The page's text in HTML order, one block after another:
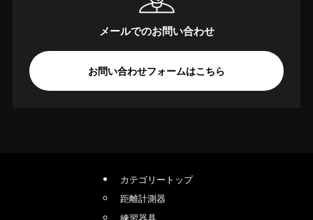
メールでのお問い合わせ
お問い合わせフォームはこちら
カテゴリートップ
距離計測器